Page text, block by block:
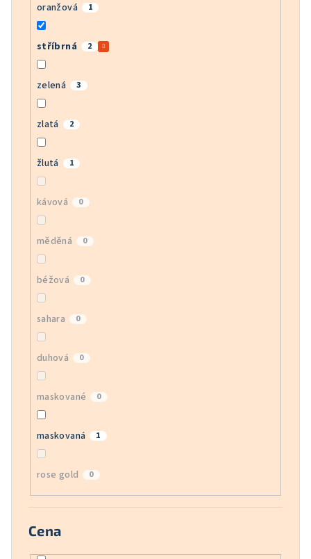
oranžová 1
stříbrná 2
zelená 3
zlatá 2
žlutá 1
kávová 0
měděná 0
béžová 0
sahara 0
duhová 0
maskované 0
maskovaná 1
rose gold 0
Cena